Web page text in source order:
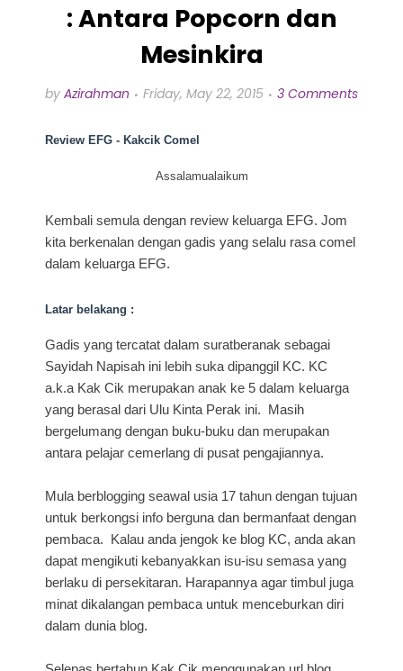
: Antara Popcorn dan
Mesinkira
by Azirahman Friday, May 22, 2015 3 Comments
Review EFG - Kakcik Comel
Assalamualaikum
Kembali semula dengan review keluarga EFG. Jom
kita berkenalan dengan gadis yang selalu rasa comel
dalam keluarga EFG.
Latar belakang :
Gadis yang tercatat dalam suratberanak sebagai
Sayidah Napisah ini lebih suka dipanggil KC. KC
a.k.a Kak Cik merupakan anak ke 5 dalam keluarga
yang berasal dari Ulu Kinta Perak ini. Masih
bergelumang dengan buku-buku dan merupakan
antara pelajar cemerlang di pusat pengajiannya.
Mula berblogging seawal usia 17 tahun dengan tujuan
untuk berkongsi info berguna dan bermanfaat dengan
pembaca. Kalau anda jengok ke blog KC, anda akan
dapat mengikuti kebanyakkan isu-isu semasa yang
berlaku di persekitaran. Harapannya agar timbul juga
minat dikalangan pembaca untuk menceburkan diri
dalam dunia blog.